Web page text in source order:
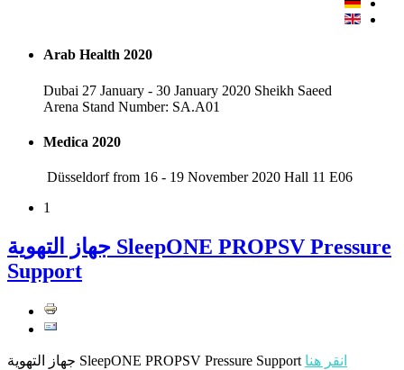
Arab Health 2020
Dubai 27 January - 30 January 2020 Sheikh Saeed
Arena Stand Number: SA.A01
Medica 2020
Düsseldorf from 16 - 19 November 2020 Hall 11 E06
1
جهاز التهوية SleepONE PROPSV Pressure
Support
جهاز التهوية SleepONE PROPSV Pressure Support انقر هنا